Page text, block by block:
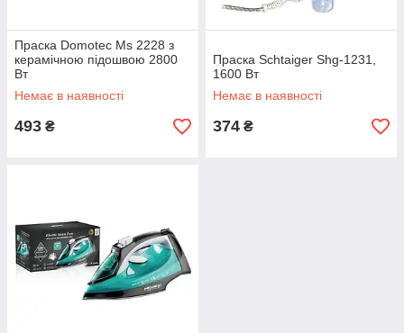
Праска Domotec Ms 2228 з
керамічною підошвою 2800
Вт
Немає в наявності
493 ₴
Праска Schtaiger Shg-1231,
1600 Вт
Немає в наявності
374 ₴